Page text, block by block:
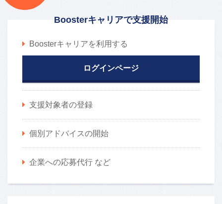
Boosterキャリアで支援開始
Boosterキャリアを利用する
ログインページ
支援対象者の登録
個別アドバイスの開始
企業への応募代行 など